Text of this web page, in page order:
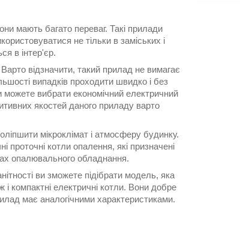
мають багато переваг. Такі прилади
не тільки в заміських і
в інтер'єр.
відзначити, такий прилад не вимагає
випадків проходити швидко і без
вибрати економічний електричний
якостей даного приладу варто
мікроклімат і атмосферу будинку.
проточні котли опалення, які призначені
опалювального обладнання.
ви зможете підібрати модель, яка
компактні електричні котли. Вони добре
має аналогічними характеристиками.